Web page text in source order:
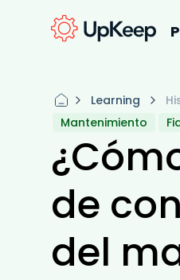
Learning
Mantenimiento
de
del